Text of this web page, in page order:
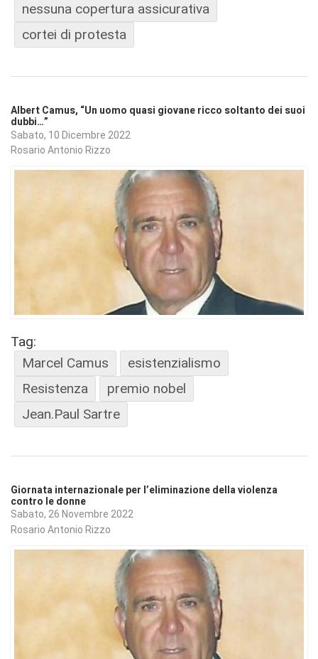
nessuna copertura assicurativa
cortei di protesta
Albert Camus, “Un uomo quasi giovane ricco soltanto dei suoi
dubbi…”
Sabato, 10 Dicembre 2022
Rosario Antonio Rizzo
Tag:
Marcel Camus
esistenzialismo
Resistenza
premio nobel
Jean.Paul Sartre
Giornata internazionale per l’eliminazione della violenza
contro le donne
Sabato, 26 Novembre 2022
Rosario Antonio Rizzo